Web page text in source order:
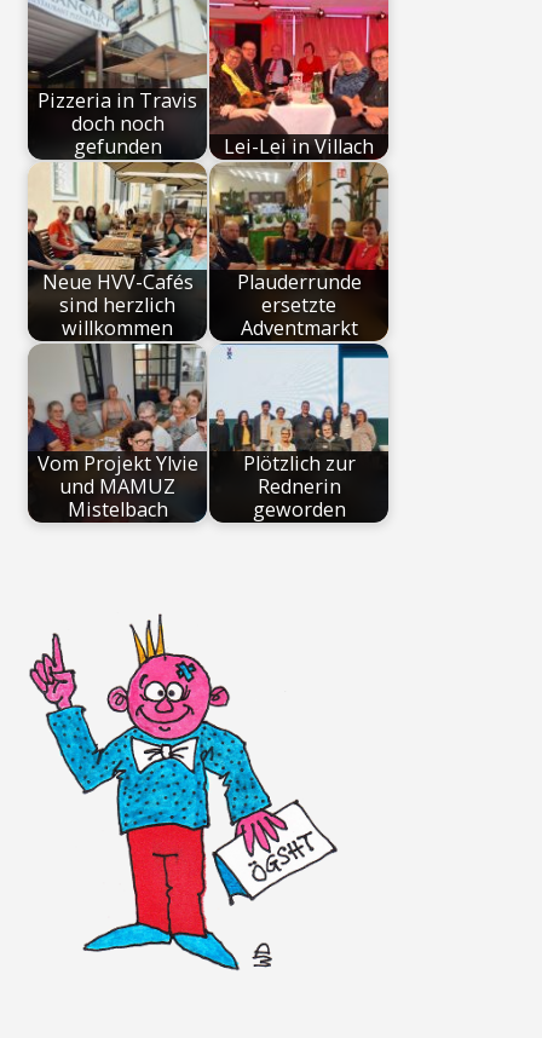
Pizzeria in Travis
doch noch
gefunden
Lei-Lei in Villach
Neue HVV-Cafés
sind herzlich
willkommen
Plauderrunde
ersetzte
Adventmarkt
Vom Projekt Ylvie
und MAMUZ
Mistelbach
Plötzlich zur
Rednerin
geworden